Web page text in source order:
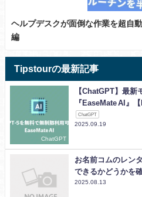
ヘルプデスクが面倒な作業を超自
編
Tipstourの最新記事
ChatGPT
【ChatGPT】最新
『EaseMate AI』【
ChatGPT
2025.09.19
お名前コムのレン
できるかどうかを
2025.08.13